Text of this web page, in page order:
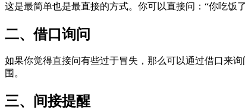
这是最简单也是最直接的方式。你可以直接问：“你吃饭
二、借口询问
如果你觉得直接问有些过于冒失，那么可以通过借口来
围。
三、间接提醒